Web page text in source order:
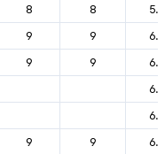
8 8
5.9
9 9
6.3
9 9
6.4
6.5
6.6
9 9
6.6